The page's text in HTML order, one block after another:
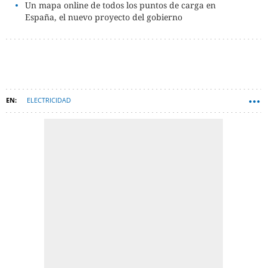
Un mapa online de todos los puntos de carga en
España, el nuevo proyecto del gobierno
ELECTRICIDAD